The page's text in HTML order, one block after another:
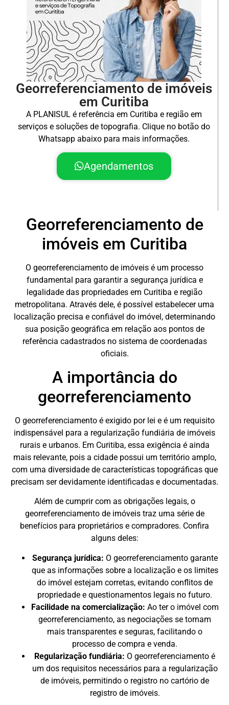
Georreferenciamento de imóveis
em Curitiba
A PLANISUL é referência em Curitiba e região em
serviços e soluções de topografia. Clique no botão do
Whatsapp abaixo para mais informações.
Agendamentos
Georreferenciamento de
imóveis em Curitiba
O georreferenciamento de imóveis é um processo
fundamental para garantir a segurança jurídica e
legalidade das propriedades em Curitiba e região
metropolitana. Através dele, é possível estabelecer uma
localização precisa e confiável do imóvel, determinando
sua posição geográfica em relação aos pontos de
referência cadastrados no sistema de coordenadas
oficiais.
A importância do
georreferenciamento
O georreferenciamento é exigido por lei e é um requisito
indispensável para a regularização fundiária de imóveis
rurais e urbanos. Em Curitiba, essa exigência é ainda
mais relevante, pois a cidade possui um território amplo,
com uma diversidade de características topográficas que
precisam ser devidamente identificadas e documentadas.
Além de cumprir com as obrigações legais, o
georreferenciamento de imóveis traz uma série de
benefícios para proprietários e compradores. Confira
alguns deles:
Segurança jurídica: O georreferenciamento garante
que as informações sobre a localização e os limites
do imóvel estejam corretas, evitando conflitos de
propriedade e questionamentos legais no futuro.
Facilidade na comercialização: Ao ter o imóvel com
georreferenciamento, as negociações se tornam
mais transparentes e seguras, facilitando o
processo de compra e venda.
Regularização fundiária: O georreferenciamento é
um dos requisitos necessários para a regularização
de imóveis, permitindo o registro no cartório de
registro de imóveis.